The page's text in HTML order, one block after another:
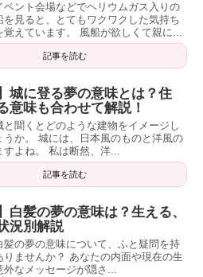
ベント会場などでヘリウムガス入りの
を見ると、とてもワクワクした気持ち
覚えています。 風船が欲しくて親に...
記事を読む
城に登る夢の意味とは？住
意味も合わせて解説！
と聞くとどのような建物をイメージし
うか。 城には、日本風のものと洋風の
すよね。 私は断然、洋...
記事を読む
白髪の夢の意味は？生える、
況別解説
髪の夢の意味について、ふと疑問を持
りませんか？ あなたの内面や現在の生
外なメッセージが隠さ...